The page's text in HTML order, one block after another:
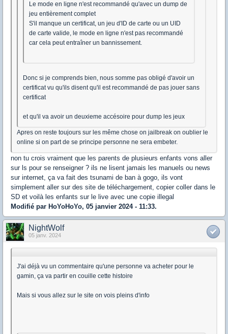
Le mode en ligne n'est recommandé qu'avec un dump de
jeu entièrement complet
S'il manque un certificat, un jeu d'ID de carte ou un UID
de carte valide, le mode en ligne n'est pas recommandé
car cela peut entraîner un bannissement.
Donc si je comprends bien, nous somme pas obligé d'avoir un
certificat vu qu'ils disent qu'il est recommandé de pas jouer sans
certificat
et qu'il va avoir un deuxieme accésoire pour dump les jeux
Apres on reste toujours sur les même chose on jailbreak on oublier le
online si on part de se principe personne ne sera embeter.
non tu crois vraiment que les parents de plusieurs enfants vons aller
sur ls pour se renseigner ? ils ne lisent jamais les manuels ou news
sur internet, ça va fait des tsunami de ban à gogo, ils vont
simplement aller sur des site de téléchargement, copier coller dans le
SD et voilà les enfants sur le live avec une copie illegal
Modifié par HoYoHoYo, 05 janvier 2024 - 11:33.
NightWolf
05 janv. 2024
J'ai déjà vu un commentaire qu'une personne va acheter pour le
gamin, ça va partir en couille cette histoire
Mais si vous allez sur le site on vois pleins d'info